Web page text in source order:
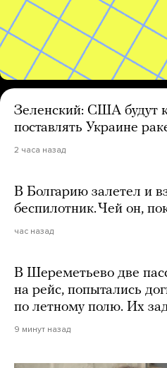
Зеленский: США будут
поставлять Украине
2 часа назад
В Болгарию залетел и
беспилотник. Чей он,
час назад
В Шереметьево две
на рейс, попытались
по летному полю. Их
9 минут назад